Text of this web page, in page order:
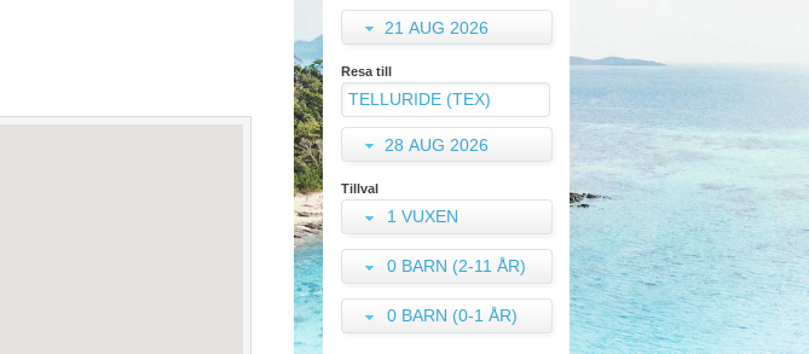
21 AUG 2026
Resa till
28 AUG 2026
Tillval
1 VUXEN
0 BARN (2-11 ÅR)
0 BARN (0-1 ÅR)